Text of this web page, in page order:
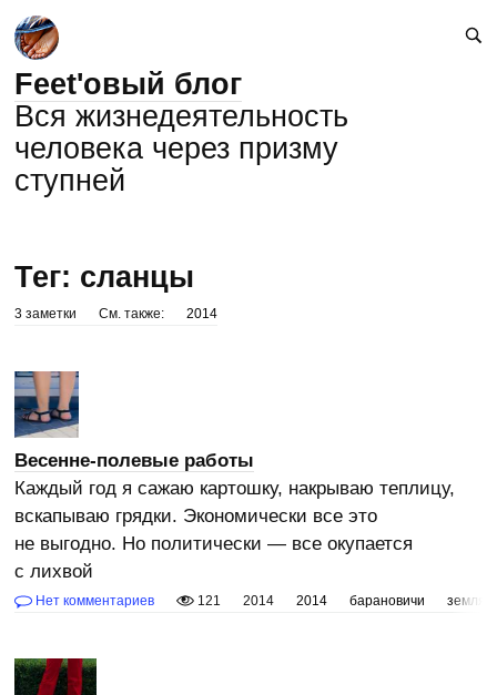
Feet'овый блог
Вся жизнедеятельность
человека через призму
ступней
Тег: сланцы
3 заметки См. также: 2014
Весенне-полевые работы
Каждый год я сажаю картошку, накрываю теплицу,
вскапываю грядки. Экономически все это
не выгодно. Но политически — все окупается
с лихвой
Нет комментариев 121 2014 2014 барановичи земля